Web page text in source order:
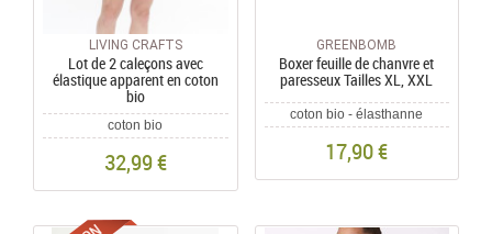
LIVING CRAFTS
Lot de 2 caleçons avec
élastique apparent en coton
bio
coton bio
32,99 €
GREENBOMB
Boxer feuille de chanvre et
paresseux Tailles XL, XXL
coton bio - élasthanne
17,90 €